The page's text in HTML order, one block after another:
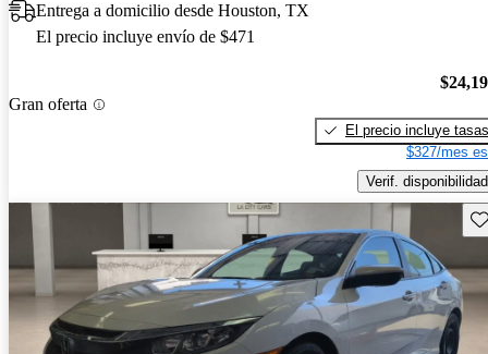
Entrega a domicilio desde Houston, TX
El precio incluye envío de $471
Gran oferta
El precio incluye tasas
$327/mes
Verif. disponibilidad